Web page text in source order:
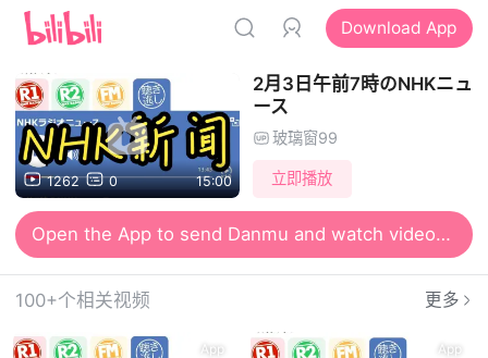
Download App
1262 0 15:00
2月3日午前7時のNHKニュ
ース
玻璃窗99
立即播放
Open the App to send Danmu and watch videos together
100+个相关视频 更多
App App